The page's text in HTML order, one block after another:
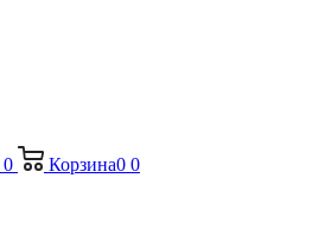
0 Корзина0 0